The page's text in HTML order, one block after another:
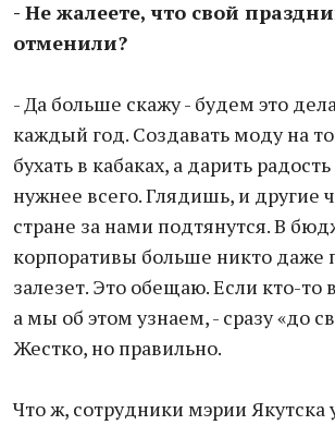
- Не жалеете, что свой
отменили?
- Да больше скажу - будем это
каждый год. Создавать моду на
бухать в кабаках, а дарить
нужнее всего. Глядишь, и другие
стране за нами подтянутся. В
корпоративы больше никто даже
залезет. Это обещаю. Если кто-то
а мы об этом узнаем, - сразу «до
Жестко, но правильно.
Что ж, сотрудники мэрии Якутска